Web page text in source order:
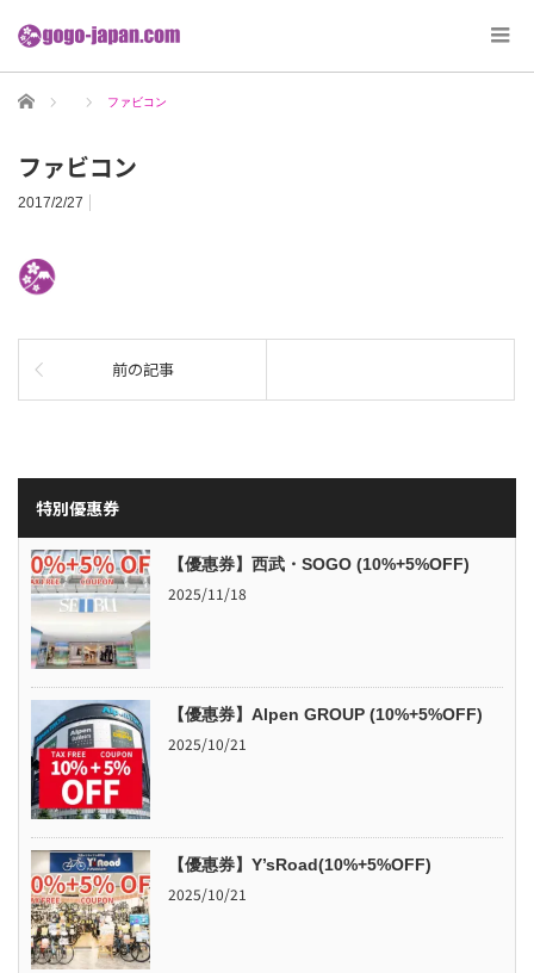
ホーム ファビコン
ファビコン
2017/2/27
前の記事
特別優惠券
【優惠券】西武・SOGO (10%+5%OFF)
2025/11/18
【優惠券】Alpen GROUP (10%+5%OFF)
2025/10/21
【優惠券】Y’sRoad(10%+5%OFF)
2025/10/21